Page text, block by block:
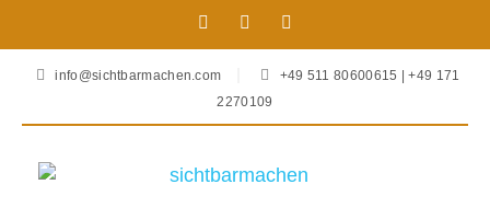
info@sichtbarmachen.com
+49 511 80600615 | +49 171
2270109